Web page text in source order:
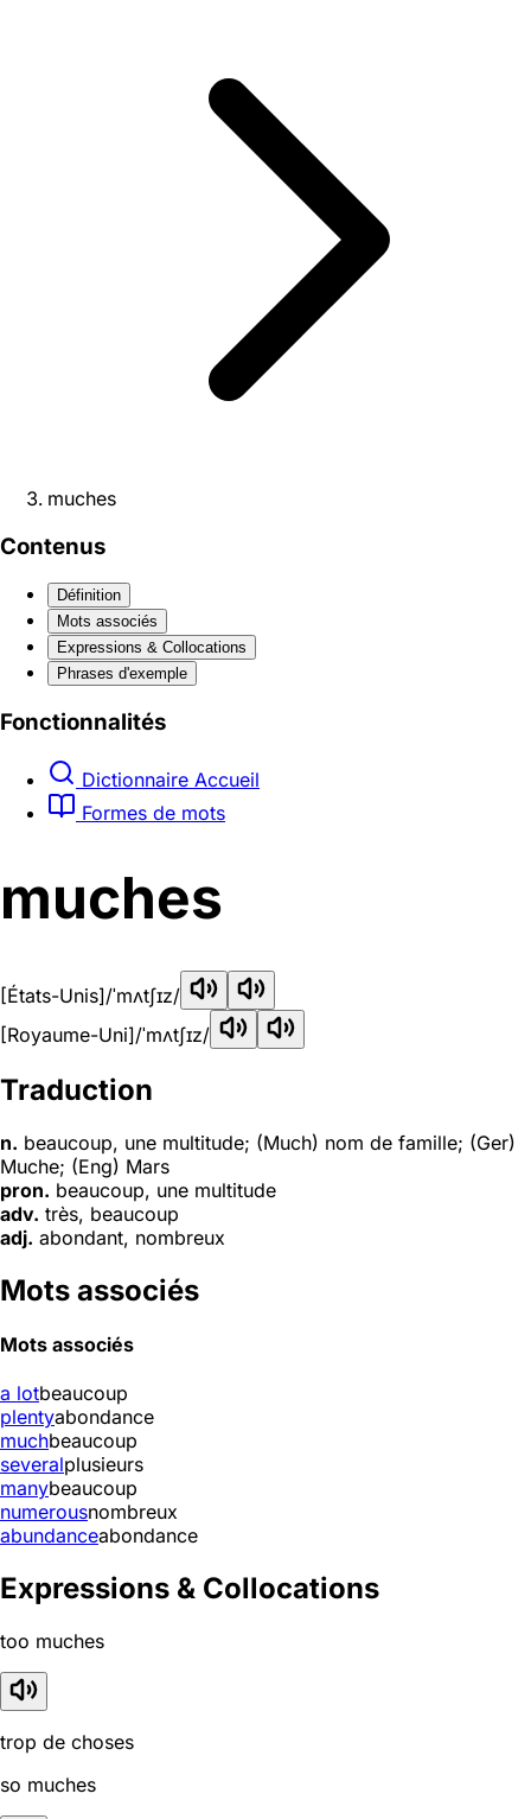
muches
Contenus
Définition
Mots associés
Expressions & Collocations
Phrases d'exemple
Fonctionnalités
Dictionnaire Accueil
Formes de mots
muches
[États-Unis]/ˈmʌtʃɪz/
[Royaume-Uni]/ˈmʌtʃɪz/
Traduction
n. beaucoup, une multitude; (Much) nom de famille; (Ger)
Muche; (Eng) Mars
pron. beaucoup, une multitude
adv. très, beaucoup
adj. abondant, nombreux
Mots associés
Mots associés
a lotbeaucoup
plentyabondance
muchbeaucoup
severalplusieurs
manybeaucoup
numerousnombreux
abundanceabondance
Expressions & Collocations
too muches
trop de choses
so muches